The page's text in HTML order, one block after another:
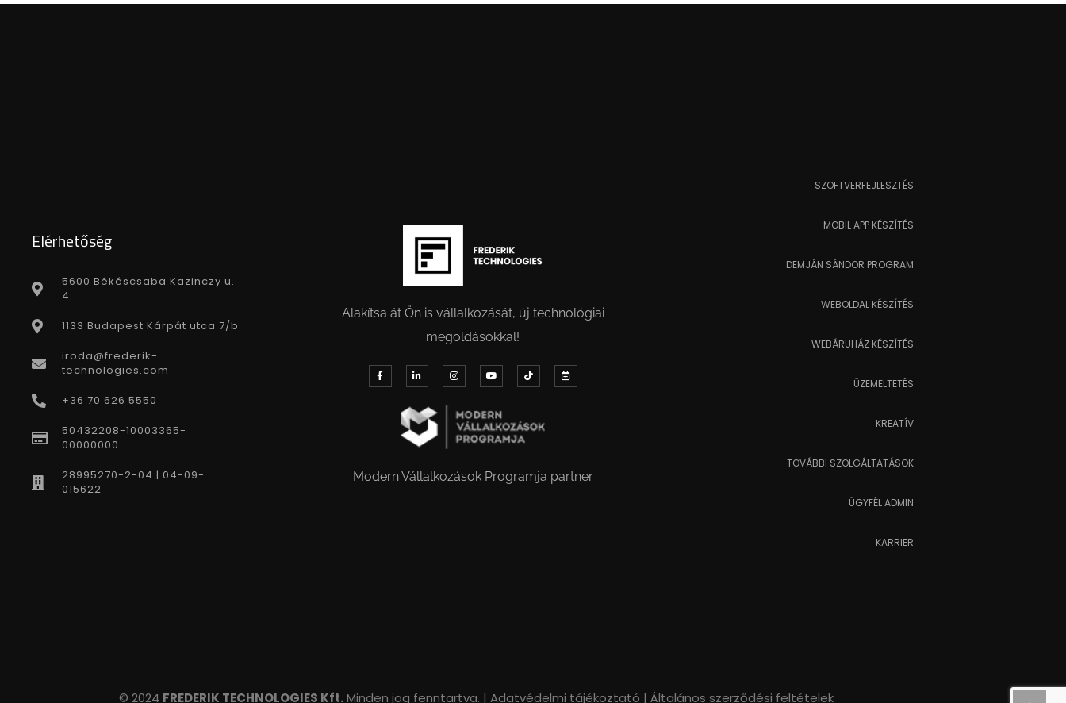
Elérhetőség
5600 Békéscsaba Kazinczy u.
4.
1133 Budapest Kárpát utca 7/b
iroda@frederik-
technologies.com
+36 70 626 5550
50432208-10003365-
00000000
28995270-2-04 | 04-09-
015622
Alakítsa át Ön is vállalkozását, új technológiai
megoldásokkal!
Modern Vállalkozások Programja partner
SZOFTVERFEJLESZTÉS
MOBIL APP KÉSZÍTÉS
DEMJÁN SÁNDOR PROGRAM
WEBOLDAL KÉSZÍTÉS
WEBÁRUHÁZ KÉSZÍTÉS
ÜZEMELTETÉS
KREATÍV
TOVÁBBI SZOLGÁLTATÁSOK
ÜGYFÉL ADMIN
KARRIER
© 2024 FREDERIK TECHNOLOGIES Kft.Minden jog fenntartva. | Adatvédelmi tájékoztató | Általános szerződési feltételek